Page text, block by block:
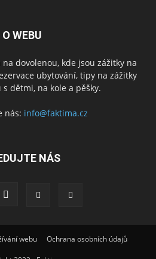
O WEBU
dovolenou, kde jsou zážitky na
ubytování, tipy na zážitky
dětmi, na kole a pěšky.
nás: info@faktima.cz
NÁS
webu Ochrana osobních údajů